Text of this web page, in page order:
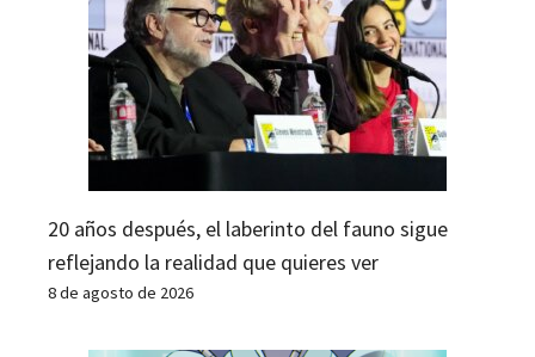
20 años después, el laberinto del fauno sigue
reflejando la realidad que quieres ver
8 de agosto de 2026